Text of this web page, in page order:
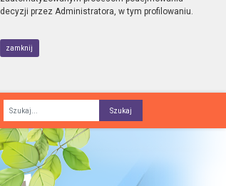
decyzji przez Administratora, w tym profilowaniu.
zamknij
Fraza